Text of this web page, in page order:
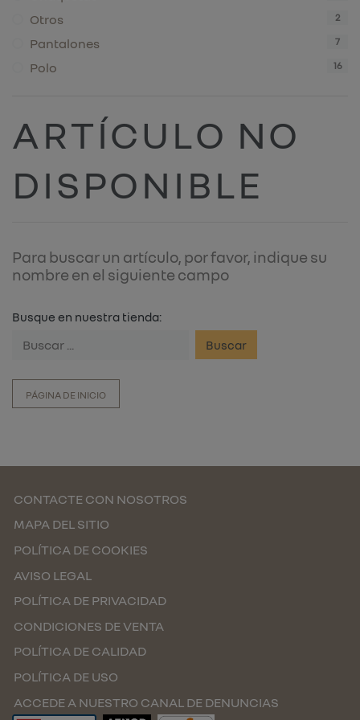
Otros 2
Pantalones 7
Polo 16
ARTÍCULO NO
DISPONIBLE
Para buscar un artículo, por favor, indique su
nombre en el siguiente campo
Busque en nuestra tienda:
Buscar
PÁGINA DE INICIO
CONTACTE CON NOSOTROS
MAPA DEL SITIO
POLÍTICA DE COOKIES
AVISO LEGAL
POLÍTICA DE PRIVACIDAD
CONDICIONES DE VENTA
POLÍTICA DE CALIDAD
POLÍTICA DE USO
ACCEDE A NUESTRO CANAL DE DENUNCIAS